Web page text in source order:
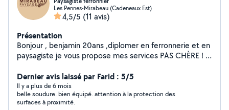
Les Pennes-Mirabeau (Cadeneaux Est)
4,5/5 (11 avis)
Présentation
Bonjour , benjamin 20ans ,diplomer en ferronnerie et en
paysagiste je vous propose mes services PAS CHÈRE ! -
entretien régulier -élagage -t'aille de haie -
debrouisaillage Etc sur demande..
Dernier avis laissé par Farid : 5/5
Il y a plus de 6 mois
belle soudure. bien équipé. attention à la protection des
surfaces à proximité.